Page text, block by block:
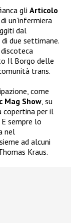
gli Articolo
un’infermiera
dal
due settimane.
Il Borgo delle
trans.
come
Mag Show, su
copertina per il
sempre lo
nel
ad alcuni
Kraus.